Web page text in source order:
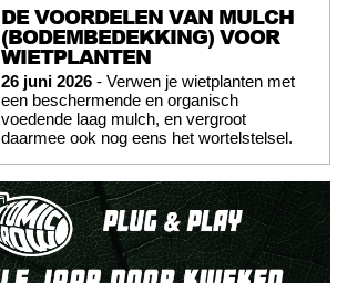
DE VOORDELEN VAN MULCH
(BODEMBEDEKKING) VOOR
WIETPLANTEN
26 juni 2026 - Verwen je wietplanten met
een beschermende en organisch
voedende laag mulch, en vergroot
daarmee ook nog eens het wortelstelsel.